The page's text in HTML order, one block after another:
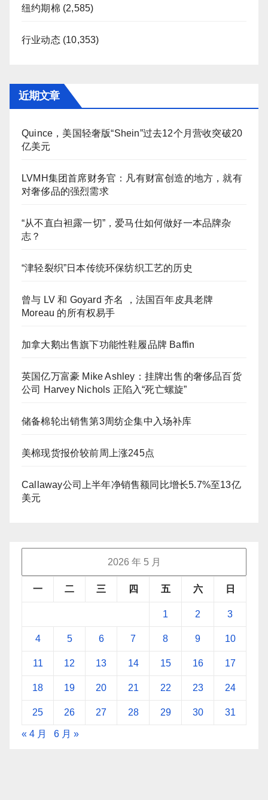
纽约期棉 (2,585)
行业动态(10,353)
近期文章
Quince，美国轻奢版“Shein”过去12个月营收突破20
亿美元
LVMH集团首席财务官：凡有财富创造的地方，就有
对奢侈品的强烈需求
“从不直白袒露一切”，爱马仕如何做好一本品牌杂
志？
“津轻裂织”日本传统环保纺织工艺的历史
曾与 LV 和 Goyard 齐名 ，法国百年皮具老牌
Moreau 的所有权易手
加拿大鹅出售旗下功能性鞋履品牌 Baffin
英国亿万富豪 Mike Ashley：挂牌出售的奢侈品百货
公司 Harvey Nichols 正陷入“死亡螺旋”
储备棉轮出销售第3周纺企集中入场补库
美棉现货报价较前周上涨245点
Callaway公司上半年净销售额同比增长5.7%至13亿
美元
2026 年 5 月
一 二 三 四 五 六 日
1 2 3
4 5 6 7 8 9 10
11 12 13 14 15 16 17
18 19 20 21 22 23 24
25 26 27 28 29 30 31
« 4 月 6 月 »